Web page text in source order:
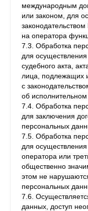
международным
или законом, для
на оператора
7.3. Обработка
для
судебного акта,
лица, подлежащих
с
об исполнительном
7.4. Обработка
для заключения
персональных
7.5. Обработка
для
оператора или
общественно
этом не
персональных
7.6.
данных, доступ